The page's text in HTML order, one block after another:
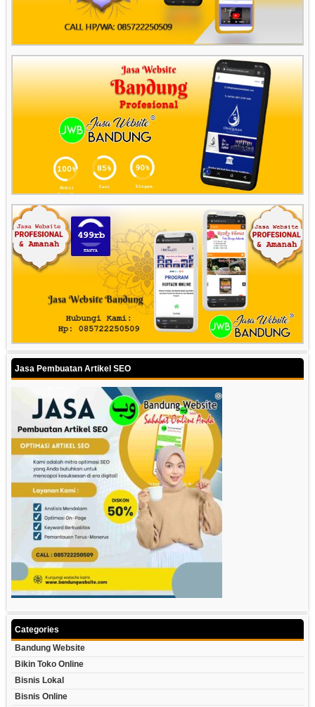
Jasa Pembuatan Artikel SEO
Categories
Bandung Website
Bikin Toko Online
Bisnis Lokal
Bisnis Online